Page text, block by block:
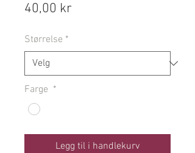
40,00 kr
Størrelse *
Farge *
Legg til i handlekurv